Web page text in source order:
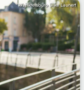
Wahlkreisbüro Silke Launert